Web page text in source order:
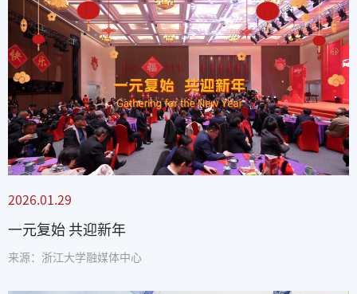
2026.01.29
一元复始 共迎新年
来源：浙江大学融媒体中心